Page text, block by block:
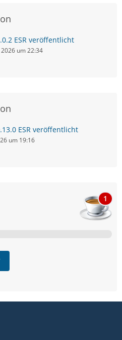
ESR veröffentlicht
um 22:34
ESR veröffentlicht
um 19:16
1